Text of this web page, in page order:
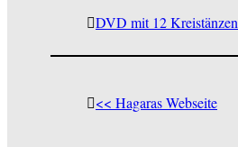
DVD mit 12 Kreistänzen
<< Hagaras Webseite